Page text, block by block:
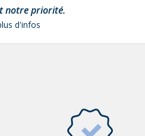
notre priorité.
d'infos